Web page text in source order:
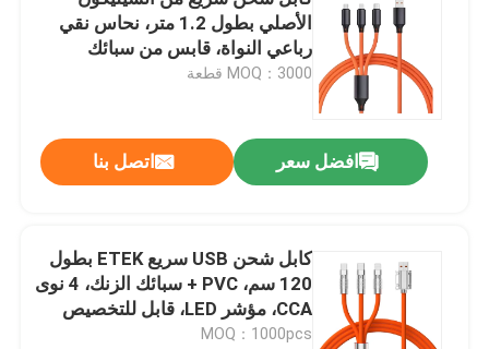
المنتجات
حولنا
الأصلي بطول 1.2 متر، نحاس نقي
رباعي النواة، قابس من سبائك
الألومنيوم، متعدد الألوان
MOQ：3000 قطعة
افضل سعر اتصل بنا
كابل شحن USB سريع ETEK بطول
120 سم، PVC + سبائك الزنك، 4 نوى
CCA، مؤشر LED، قابل للتخصيص
متعدد الألوان
MOQ：1000pcs